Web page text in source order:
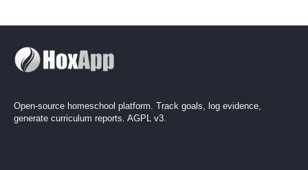
Open-source homeschool platform. Track goals, log evidence,
generate curriculum reports. AGPL v3.